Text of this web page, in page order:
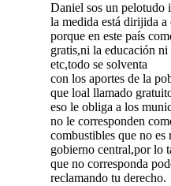
Daniel sos un pelotudo
la medida está dirijida
porque en este país
gratis,ni la educación
etc,todo se solventa
con los aportes de la
que loal llamado
eso le obliga a los
no le corresponden
combustibles que no es
gobierno central,por lo
que no corresponda
reclamando tu derecho.